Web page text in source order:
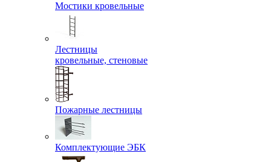
Мостики кровельные
Лестницы
кровельные, стеновые
Пожарные лестницы
Комплектующие ЭБК